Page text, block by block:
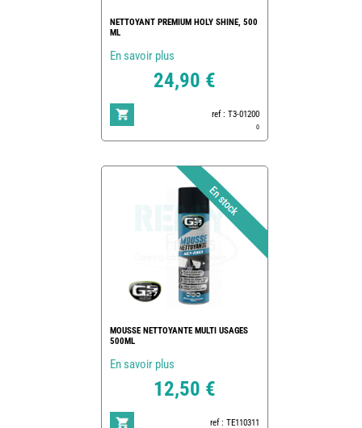
NETTOYANT PREMIUM HOLY SHINE, 500
ML
En savoir plus
24,90 €
ref : T3-01200
0
MOUSSE NETTOYANTE MULTI USAGES
500ML
En savoir plus
12,50 €
ref : TE110311